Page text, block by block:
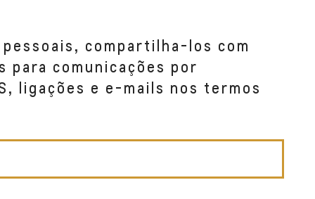
compartilha-los com
para comunicações por
ligações e e-mails nos termos